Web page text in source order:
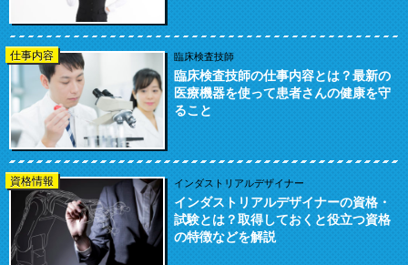
仕事内容 臨床検査技師
臨床検査技師の仕事内容とは？最新の
医療機器を使って患者さんの健康を守
ること
資格情報 インダストリアルデザイナー
インダストリアルデザイナーの資格・
試験とは？取得しておくと役立つ資格
の特徴などを解説